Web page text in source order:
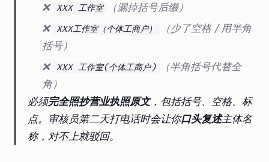
❌ XXX 工作室
（漏掉括号后缀）
❌ XXX工作室（个体工商户）
（少了空格 / 用半角
括号）
❌ XXX 工作室(个体工商户)
（半角括号代替全
角）
必须完全照抄营业执照原文，包括括号、空格、标
点。审核员第二天打电话时会让你口头复述主体名
称，对不上就驳回。